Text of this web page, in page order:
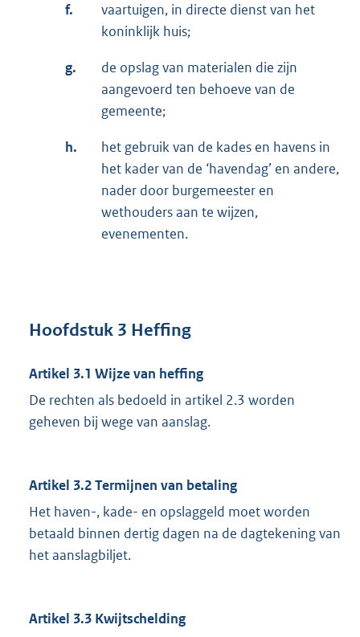
f.
vaartuigen, in directe dienst van het
koninklijk huis;
g.
de opslag van materialen die zijn
aangevoerd ten behoeve van de
gemeente;
h.
het gebruik van de kades en havens in
het kader van de ‘havendag’ en andere,
nader door burgemeester en
wethouders aan te wijzen,
evenementen.
Hoofdstuk 3 Heffing
Artikel 3.1 Wijze van heffing
De rechten als bedoeld in artikel 2.3 worden
geheven bij wege van aanslag.
Artikel 3.2 Termijnen van betaling
Het haven-, kade- en opslaggeld moet worden
betaald binnen dertig dagen na de dagtekening van
het aanslagbiljet.
Artikel 3.3 Kwijtschelding